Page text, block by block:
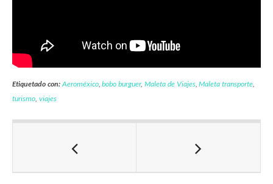
Etiquetado con: Aeroméxico,bobo burguer,Maleta de Viajes,Maleta transporte
turismo viajes